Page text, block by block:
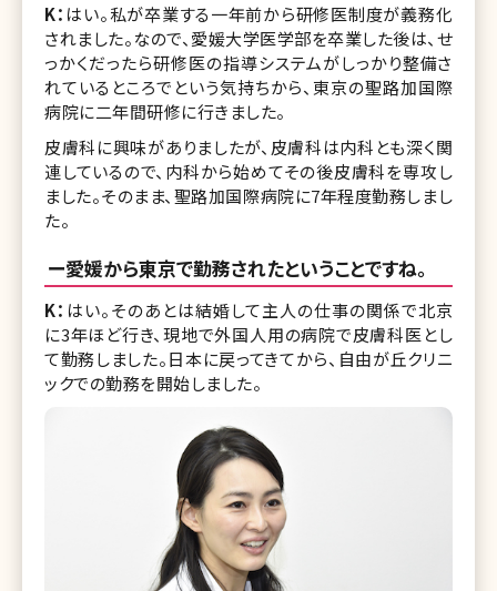
K： はい。私が卒業する一年前から研修医制度が義務化
されました。なので、愛媛大学医学部を卒業した後は、せ
っかくだったら研修医の指導システムがしっかり整備さ
れているところでという気持ちから、東京の聖路加国際
病院に二年間研修に行きました。
皮膚科に興味がありましたが、皮膚科は内科とも深く関
連しているので、内科から始めてその後皮膚科を専攻し
ました。そのまま、聖路加国際病院に7年程度勤務しまし
た。
ー愛媛から東京で勤務されたということですね。
K： はい。そのあとは結婚して主人の仕事の関係で北京
に3年ほど行き、現地で外国人用の病院で皮膚科医とし
て勤務しました。日本に戻ってきてから、自由が丘クリニ
ックでの勤務を開始しました。